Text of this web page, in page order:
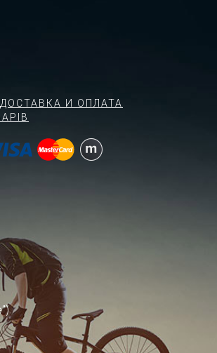
ДОСТАВКА И ОПЛАТА